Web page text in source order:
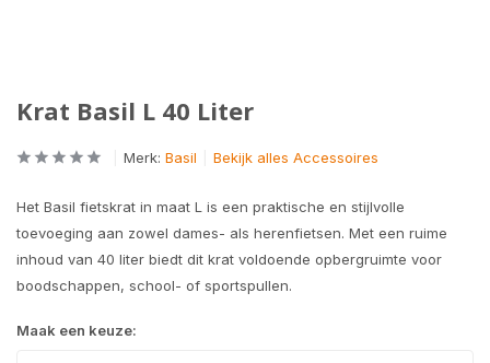
Krat Basil L 40 Liter
Merk: Basil Bekijk alles Accessoires
Het Basil fietskrat in maat L is een praktische en stijlvolle
toevoeging aan zowel dames- als herenfietsen. Met een ruime
inhoud van 40 liter biedt dit krat voldoende opbergruimte voor
boodschappen, school- of sportspullen.
Maak een keuze: